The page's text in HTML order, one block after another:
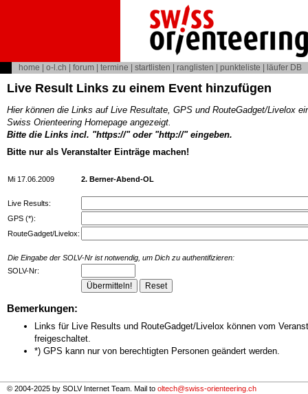
home o-l.ch forum termine startlisten ranglisten punkteliste läufer DB
Live Result Links zu einem Event hinzufügen
Hier können die Links auf Live Resultate, GPS und RouteGadget/Livelox
Swiss Orienteering Homepage angezeigt.
Bitte die Links incl. "https://" oder "http://" eingeben.
Bitte nur als Veranstalter Einträge machen!
Mi 17.06.2009 2. Berner-Abend-OL
Live Results:
GPS (*):
RouteGadget/Livelox:
Die Eingabe der SOLV-Nr ist notwendig, um Dich zu authentifizieren:
SOLV-Nr:
Bemerkungen:
Links für Live Results und RouteGadget/Livelox können vom
freigeschaltet.
*) GPS kann nur von berechtigten Personen geändert werden.
© 2004-2025 by SOLV Internet Team. Mail to oltech@swiss-orienteering.ch